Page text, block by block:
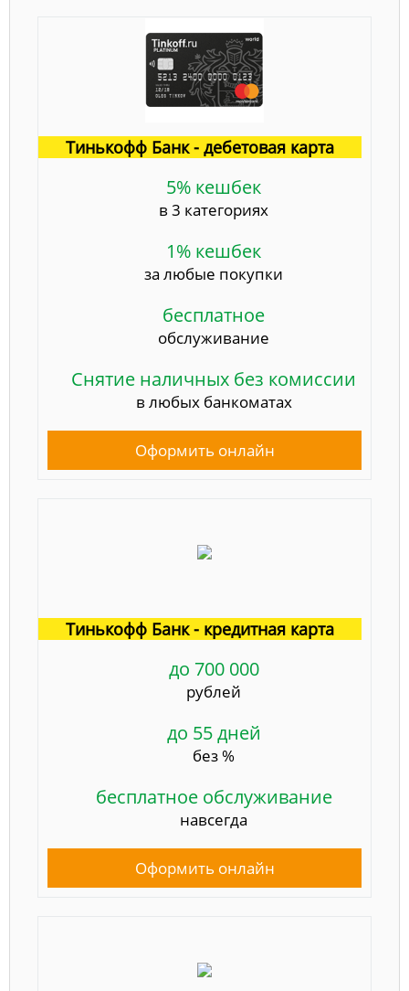
Тинькофф Банк - дебетовая карта
5% кешбек
в 3 категориях
1% кешбек
за любые покупки
бесплатное
обслуживание
Снятие наличных без комиссии
в любых банкоматах
Оформить онлайн
Тинькофф Банк - кредитная карта
до 700 000
рублей
до 55 дней
без %
бесплатное обслуживание
навсегда
Оформить онлайн